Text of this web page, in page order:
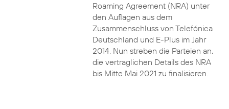
Roaming Agreement (NRA) unter
den Auflagen aus dem
Zusammenschluss von Telefónica
Deutschland und E-Plus im Jahr
2014. Nun streben die Parteien an,
die vertraglichen Details des NRA
bis Mitte Mai 2021 zu finalisieren.